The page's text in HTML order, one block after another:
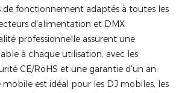
fonctionnement adaptés à toutes les
d'alimentation et DMX
professionnelle assurent une
à chaque utilisation, avec les
CE/RoHS et une garantie d'un an.
est idéal pour les DJ mobiles, les